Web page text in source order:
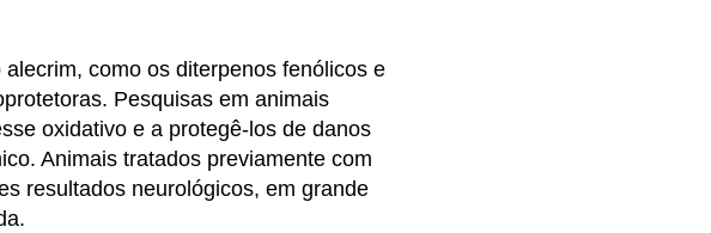
como os diterpenos fenólicos e
Pesquisas em animais
oxidativo e a protegê-los de danos
Animais tratados previamente com
resultados neurológicos, em grande